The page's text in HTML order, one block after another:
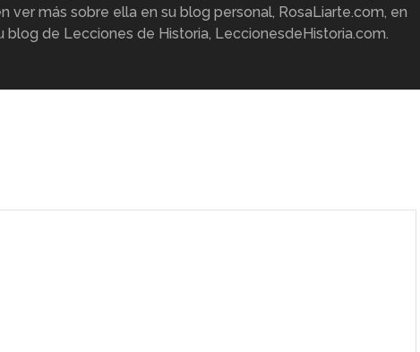
ver más sobre ella en su blog personal, RosaLiarte.com, en
blog de Lecciones de Historia, LeccionesdeHistoria.com.